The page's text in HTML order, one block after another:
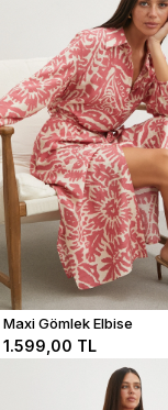
Maxi Gömlek Elbise
1.599,00 TL